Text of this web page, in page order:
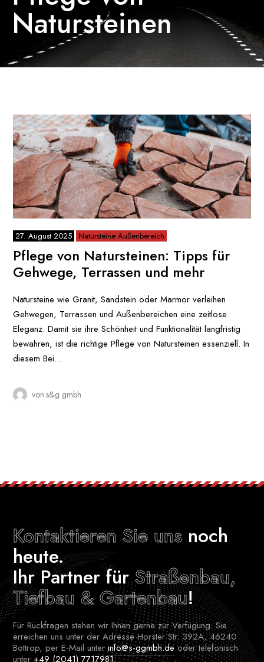
Natursteinen
27. August 2025 Natursteine Außenbereich
Pflege von Natursteinen: Tipps für
Gehwege, Terrassen und mehr
Natursteine wie Granit, Sandstein oder Marmor verleihen
Gehwegen, Terrassen und Außenbereichen eine zeitlose
Eleganz. Damit sie ihre Schönheit und Funktionalität langfristig
bewahren, ist die richtige Pflege von Natursteinen essenziell. In
diesem Bei...
von s&g gmbh
Kontaktieren Sie uns noch
heute.
Ihr Partner fürStraßenbau,
Tiefbau & Gartenbau!
Für Rückfragen stehen wir Ihnen gerne zur Verfügung. Sie
erreichen uns unter der Adresse Horster Str. 392A, 46240
Bottrop, per E-Mail unterinfo@s-ggmbh.deoder telefonisch
unter+49 (2041) 7717981.